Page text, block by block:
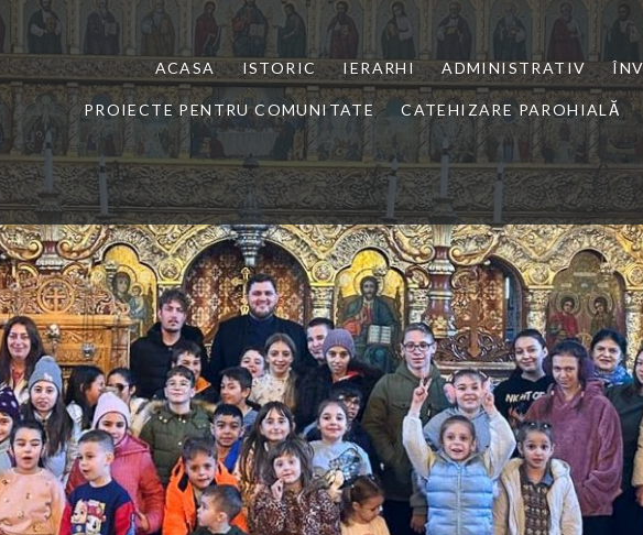
ACASA ISTORIC IERARHI ADMINISTRATIV
PROIECTE PENTRU COMUNITATE CATEHIZARE PAROHIALĂ